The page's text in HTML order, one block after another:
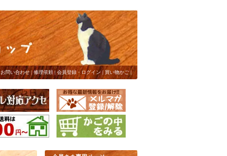
お問い合わせ|修理依頼|会員登録・ログイン | 買い物かご|